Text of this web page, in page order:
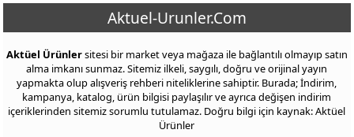
Aktuel-Urunler.Com
Aktüel Ürünlersitesi bir market veya mağaza ile bağlantılı olmayıp satın
alma imkanı sunmaz. Sitemiz ilkeli, saygılı, doğru ve orijinal yayın
yapmakta olup alışveriş rehberi niteliklerine sahiptir. Burada; İndirim,
kampanya, katalog, ürün bilgisi paylaşılır ve ayrıca değişen indirim
içeriklerinden sitemiz sorumlu tutulamaz. Doğru bilgi için kaynak: Aktüel
Ürünler